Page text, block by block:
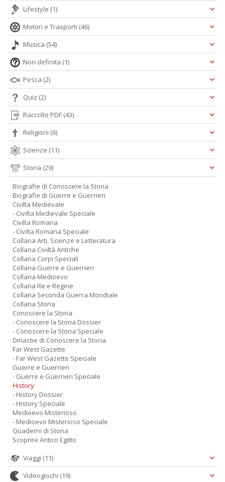
Lifestyle (1)
Motori e Trasporti (46)
Musica (54)
Non definita (1)
Pesca (2)
Quiz (2)
Raccolte PDF (43)
Religioni (6)
Scienze (11)
Storia (29)
Biografie di Conoscere la Storia
Biografie di Guerre e Guerrieri
Civilta Medievale
- Civilta Medievale Speciale
Civilta Romana
- Civilta Romana Speciale
Collana Arti, Scienze e Letteratura
Collana Civiltà Antiche
Collana Corpi Speciali
Collana Guerre e Guerrieri
Collana Medioevo
Collana Re e Regine
Collana Seconda Guerra Mondiale
Collana Storia
Conoscere la Storia
- Conoscere la Storia Dossier
- Conoscere la Storia Speciale
Dinastie di Conoscere la Storia
Far West Gazette
- Far West Gazette Speciale
Guerre e Guerrieri
- Guerre e Guerrieri Speciale
History
- History Dossier
- History Speciale
Medioevo Misterioso
- Medioevo Misterioso Speciale
Quaderni di Storia
Scoprire Antico Egitto
Viaggi (11)
Videogiochi (19)